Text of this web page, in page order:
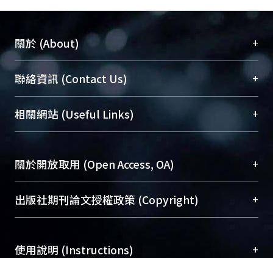
關於 (About) +
臺大位居世界頂尖大學之列，為永久珍藏及向國際
展現本校豐碩的研究成果及學術能量，圖書館整合
機構典藏（NTUR）與學術庫（AH）不同功能平
台，成為臺大學術典藏NTU scholars。期能整合研
究能量、促進交流合作、保存學術產出、推廣研究
成果。
To permanently archive and promote researcher
profiles and scholarly works, Library integrates the
services of “NTU Repository” with “Academic
聯絡資訊 (Contact Us) +
總館學科館員(Main Library)
醫學圖書館學科館員(Medical Library)
(Social
Sciences Library)
相關網站 (Useful Links) +
關於開放取用 (Open Access, OA) +
開放取用是從使用者角度提升資訊取用性的社會運
動，應用在學術研究上是透過將研究著作公開供使
用逐年攀升。同時可加速研究發展、提升研究影響
出版社期刊論文授權政策 (Copyright) +
含部分內容的版權非匯入者所有，或由第三方贊
使用說明 (Instructions) +